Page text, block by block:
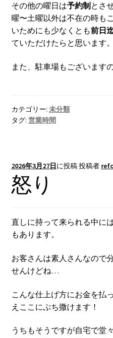
その他の曜日は予約制 とさ
曜〜土曜以外は不在の時も
いためにも少なくとも前日
ていただけたらと思います。
また、駐車場もございます
カテゴリー: 未分類
タグ: 営業時間
2026年3月27日に投稿投稿者
怒り
直しに持って来られる中に
もあります。
お客さんは素人さんなので
せんけどね…
こんな仕上げ方にお金を払
えここにぶち撒けます！
うちもそうですが自宅で堂